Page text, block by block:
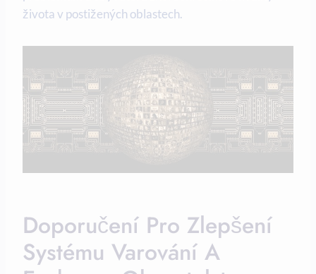
života v postižených oblastech.
Doporučení Pro Zlepšení
Systému Varování A